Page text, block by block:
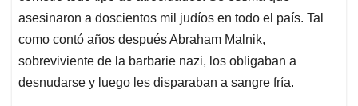
asesinaron a doscientos mil judíos en todo el país. Tal
como contó años después Abraham Malnik,
sobreviviente de la barbarie nazi, los obligaban a
desnudarse y luego les disparaban a sangre fría.